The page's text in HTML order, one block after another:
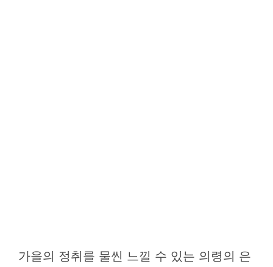
가을의 정취를 물씬 느낄 수 있는 의령의 은